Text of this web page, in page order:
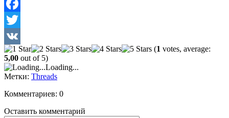
Facebook
Twitter
VK
(1 votes, average:
5,00 out of 5)
Loading...
Метки: Threads
Комментариев: 0
Оставить комментарий